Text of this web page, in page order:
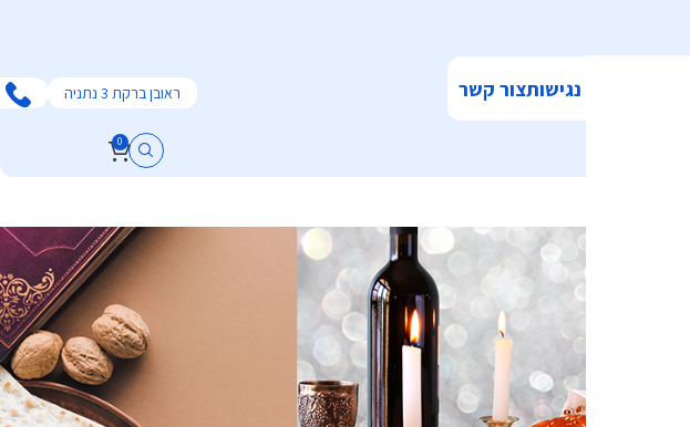
הצהרת נגישותצור קשר ראובן ברקת 3 נתניה
0